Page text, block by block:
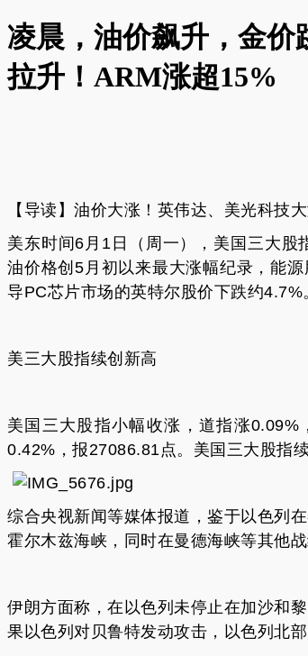
凌晨，油价飙升，金
拉升！ARM涨超15%
【导读】油价大涨！英伟达、美光科技
美东时间6月1日（周一），美国三大
油价格创5月初以来最大涨幅纪录，能
导PC芯片市场的英特尔股价下跌约4.7%
美三大股指续创新高
美国三大股指小幅收涨，道指涨
0.42%，报27086.81点。美国三大股指续
综合央视新闻等媒体报道，鉴于以色列
霍尔木兹海峡，同时在曼德海峡等其他战
伊朗方面称，在以色列未停止在加沙和
果以色列对贝鲁特发动攻击，以色列北